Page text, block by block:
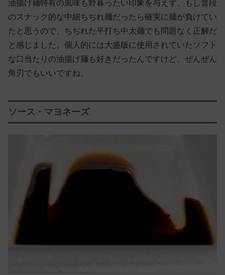
油揚げ麺特有の風味も野暮ったい印象を与えず、もし普段
のスナック的な中細ちぢれ麺だったら確実に麺が負けてい
たと思うので、ちぢれた平打ち中太麺でも問題なく正解だ
と感じました。個人的には大盛版に使用されていたソフト
な口当たりの油揚げ麺も好きだったんですけど、ぜんぜん
角刃でもいいですね。
ソース・マヨネーズ